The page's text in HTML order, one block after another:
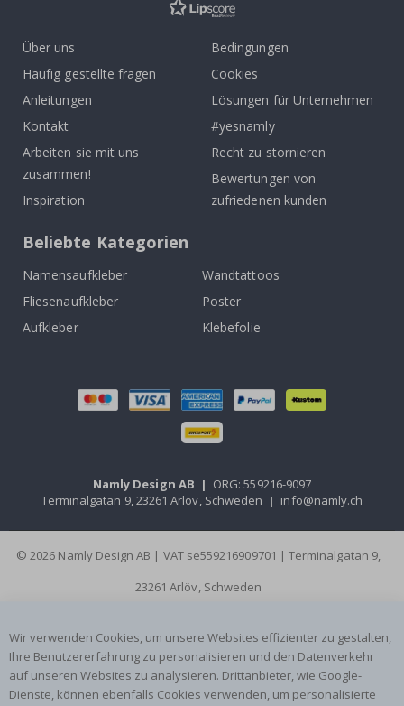
Über uns
Häufig gestellte fragen
Anleitungen
Kontakt
Arbeiten sie mit uns
zusammen!
Inspiration
Bedingungen
Cookies
Lösungen für Unternehmen
#yesnamly
Recht zu stornieren
Bewertungen von
zufriedenen kunden
Beliebte Kategorien
Namensaufkleber
Wandtattoos
Fliesenaufkleber
Poster
Aufkleber
Klebefolie
Namly Design AB | ORG: 559216-9097
Terminalgatan 9, 23261 Arlöv, Schweden | info@namly.ch
© 2026 Namly Design AB | VAT se559216909701 | Terminalgatan 9,
23261 Arlöv, Schweden
Wir verwenden Cookies, um unsere Websites effizienter zu gestalten,
Ihre Benutzererfahrung zu personalisieren und den Datenverkehr
auf unseren Websites zu analysieren. Drittanbieter, wie Google-
Dienste, können ebenfalls Cookies verwenden, um personalisierte